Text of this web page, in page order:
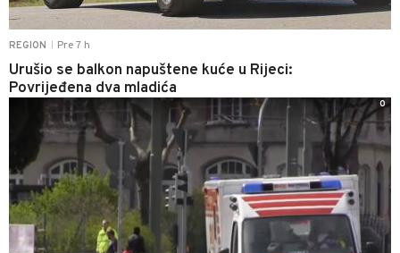
REGION Pre 7 h
Urušio se balkon napuštene kuće u Rijeci:
Povrijeđena dva mladića
0